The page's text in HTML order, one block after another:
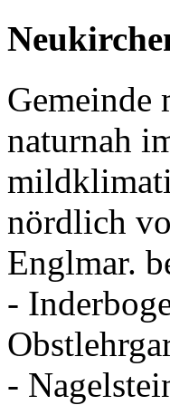
Gemeinde
naturnah
nördlich
Englmar.
-
-